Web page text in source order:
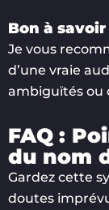
Bon à savoir
Je vous
d’une vraie
ambiguïtés ou
FAQ :
du nom
Gardez cette
doutes